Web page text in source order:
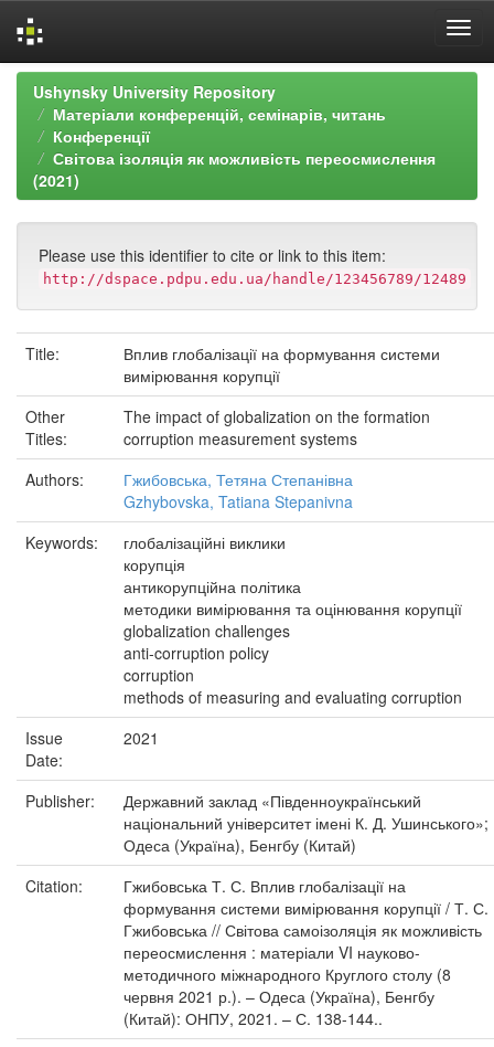
Skip
navigation
Ushynsky University Repository
Матеріали конференцій, семінарів, читань
Конференції
Світова ізоляція як можливість переосмислення
(2021)
Please use this identifier to cite or link to this item:
http://dspace.pdpu.edu.ua/handle/123456789/12489
Title:
Вплив глобалізації на формування системи
вимірювання корупції
Other
Titles:
The impact of globalization on the formation
corruption measurement systems
Authors:
Гжибовська, Тетяна Степанівна
Gzhybovska, Tatiana Stepanivna
Keywords:
глобалізаційні виклики
корупція
антикорупційна політика
методики вимірювання та оцінювання корупції
globalization challenges
anti-corruption policy
corruption
methods of measuring and evaluating corruption
Issue
Date:
2021
Publisher:
Державний заклад «Південноукраїнський
національний університет імені К. Д. Ушинського»;
Одеса (Україна), Бенгбу (Китай)
Citation:
Гжибовська Т. С. Вплив глобалізації на
формування системи вимірювання корупції / Т. С.
Гжибовська // Світова самоізоляція як можливість
переосмислення : матеріали VI науково-
методичного міжнародного Круглого столу (8
червня 2021 р.). – Одеса (Україна), Бенгбу
(Китай): ОНПУ, 2021. – С. 138-144..